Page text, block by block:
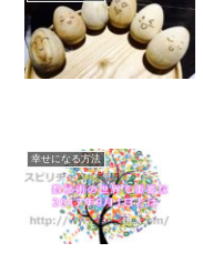
幸せになる方法